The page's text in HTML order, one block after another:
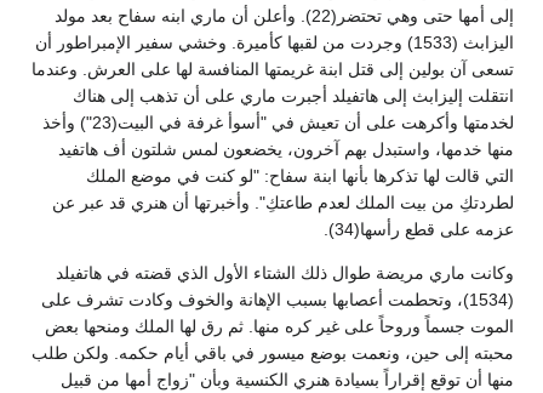
إلى أمها حتى وهي تحتضر(22). وأعلن أن ماري ابنه سفاح بعد مولد
اليزابث (1533) وجردت من لقبها كأميرة. وخشي سفير الإمبراطور أن
تسعى آن بولين إلى قتل ابنة غريمتها المنافسة لها على العرش. وعندما
انتقلت إليزابث إلى هاتفيلد أجبرت ماري على أن تذهب إلى هناك
لخدمتها وأكرهت على أن تعيش في "أسوأ غرفة في البيت(23") وأخذ
منها خدمها، واستبدل بهم آخرون، يخضعون لمس شلتون أف هاتفيد
التي قالت لها تذكرها بأنها ابنة سفاح: "لو كنت في موضع الملك
لطردتكِ من بيت الملك لعدم طاعتكِ". وأخبرتها أن هنري قد عبر عن
عزمه على قطع رأسها(34).
وكانت ماري مريضة طوال ذلك الشتاء الأول الذي قضته في هاتفيلد
(1534)، وتحطمت أعصابها بسبب الإهانة والخوف وكادت تشرف على
الموت جسماً وروحاً على غير كره منها. ثم رق لها الملك ومنحها بعض
محبته إلى حين، ونعمت بوضع ميسور في باقي أيام حكمه. ولكن طلب
منها أن توقع إقراراً بسيادة هنري الكنسية وبأن "زواج أمها من قبيل